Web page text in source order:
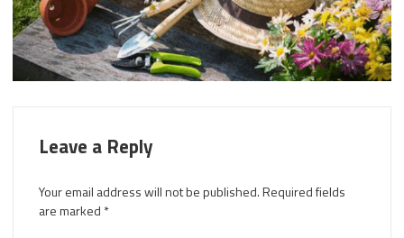
Leave a Reply
Your email address will not be published.Required fields
are marked *